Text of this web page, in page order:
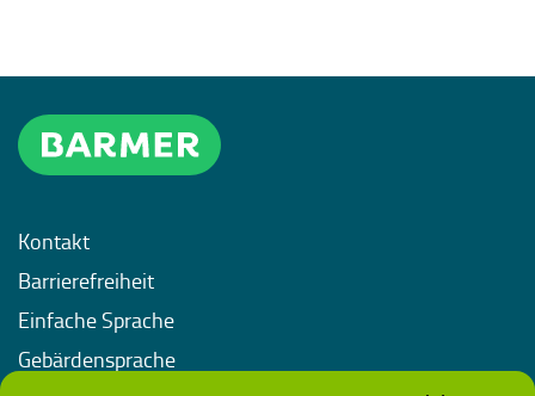
Kontakt
Barrierefreiheit
Einfache Sprache
Gebärdensprache